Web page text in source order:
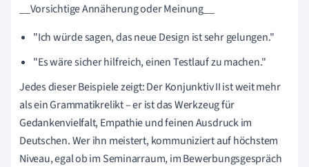
__Vorsichtige Annäherung oder Meinung__
"Ich würde sagen, das neue Design ist sehr gelungen."
"Es wäre sicher hilfreich, einen Testlauf zu machen."
Jedes dieser Beispiele zeigt: Der Konjunktiv II ist weit mehr
als ein Grammatikrelikt – er ist das Werkzeug für
Gedankenvielfalt, Empathie und feinen Ausdruck im
Deutschen. Wer ihn meistert, kommuniziert auf höchstem
Niveau, egal ob im Seminarraum, im Bewerbungsgespräch